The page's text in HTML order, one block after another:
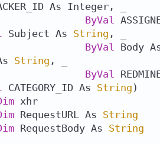
As Integer, _
ByVal
Subject As String , _
ByVal Body
String , _
ByVal
CATEGORY_ID As String )
xhr
RequestURL As String
RequestBody As String